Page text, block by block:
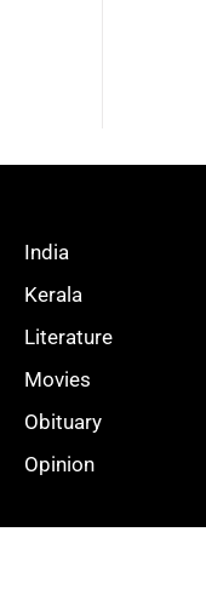
India
Kerala
Literature
Movies
Obituary
Opinion